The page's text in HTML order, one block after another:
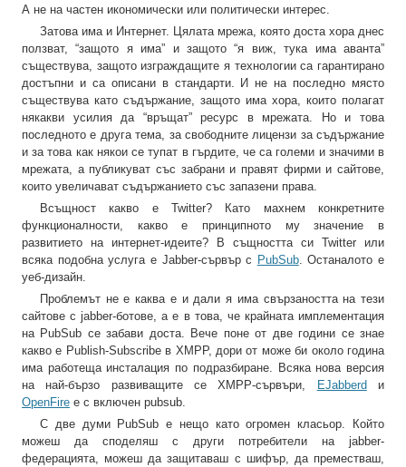
А не на частен икономически или политически интерес.
Затова има и Интернет. Цялата мрежа, която доста хора днес
ползват, “защото я има” и защото “я виж, тука има аванта”
съществува, защото изграждащите я технологии са гарантирано
достъпни и са описани в стандарти. И не на последно място
съществува като съдържание, защото има хора, които полагат
някакви усилия да “връщат” ресурс в мрежата. Но и това
последното е друга тема, за свободните лицензи за съдържание
и за това как някои се тупат в гърдите, че са големи и значими в
мрежата, а публикуват със забрани и правят фирми и сайтове,
които увеличават съдържанието със запазени права.
Всъщност какво е Twitter? Като махнем конкретните
функционалности, какво е принципното му значение в
развитието на интернет-идеите? В същността си Twitter или
всяка подобна услуга е Jabber-сървър с PubSub. Останалото е
уеб-дизайн.
Проблемът не е каква е и дали я има свързаността на тези
сайтове с jabber-ботове, а е в това, че крайната имплементация
на PubSub се забави доста. Вече поне от две години се знае
какво е Publish-Subscribe в XMPP, дори от може би около година
има работеща инсталация по подразбиране. Всяка нова версия
на най-бързо развиващите се XMPP-сървъри,
EJabberd и
OpenFire е с включен pubsub.
С две думи PubSub е нещо като огромен класьор. Който
можеш да споделяш с други потребители на jabber-
федерацията, можеш да защитаваш с шифър, да преместваш,